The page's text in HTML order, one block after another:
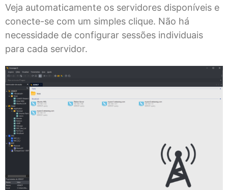
Veja automaticamente os servidores disponíveis e
conecte-se com um simples clique. Não há
necessidade de configurar sessões individuais
para cada servidor.